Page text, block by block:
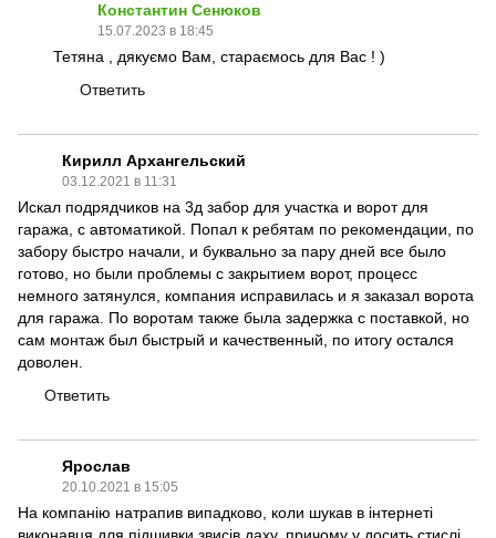
Константин Сенюков
15.07.2023 в 18:45
Тетяна , дякуємо Вам, стараємось для Вас ! )
Ответить
Кирилл Архангельский
03.12.2021 в 11:31
Искал подрядчиков на 3д забор для участка и ворот для
гаража, с автоматикой. Попал к ребятам по рекомендации, по
забору быстро начали, и буквально за пару дней все было
готово, но были проблемы с закрытием ворот, процесс
немного затянулся, компания исправилась и я заказал ворота
для гаража. По воротам также была задержка с поставкой, но
сам монтаж был быстрый и качественный, по итогу остался
доволен.
Ответить
Ярослав
20.10.2021 в 15:05
На компанію натрапив випадково, коли шукав в інтернеті